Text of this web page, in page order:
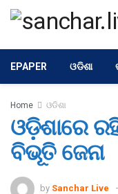
EPAPER ଓଡିଶା
Home ଓଡିଶା
ଓଡ଼ିଶାରେ
ବିଭୂତି ଜେନା
by Sanchar Live